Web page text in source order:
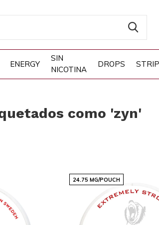
ENERGY
SIN
NICOTINA
DROPS
como 'zyn'
24.75 MG/POUCH